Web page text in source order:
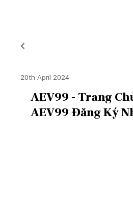
20th April 2024
AEV99 - Trang
AEV99 Đăng Ký